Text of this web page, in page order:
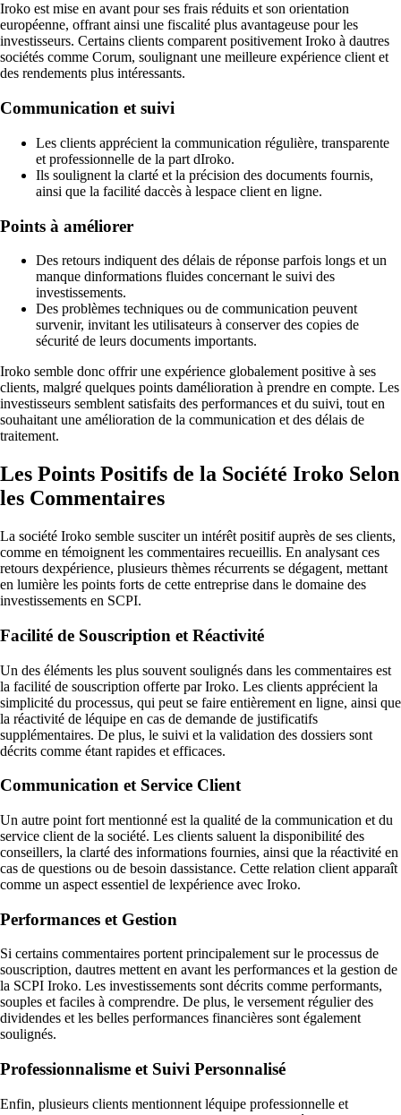
Iroko est mise en avant pour ses frais réduits et son orientation
européenne, offrant ainsi une fiscalité plus avantageuse pour les
investisseurs. Certains clients comparent positivement Iroko à dautres
sociétés comme Corum, soulignant une meilleure expérience client et
des rendements plus intéressants.
Communication et suivi
Les clients apprécient la communication régulière, transparente
et professionnelle de la part dIroko.
Ils soulignent la clarté et la précision des documents fournis,
ainsi que la facilité daccès à lespace client en ligne.
Points à améliorer
Des retours indiquent des délais de réponse parfois longs et un
manque dinformations fluides concernant le suivi des
investissements.
Des problèmes techniques ou de communication peuvent
survenir, invitant les utilisateurs à conserver des copies de
sécurité de leurs documents importants.
Iroko semble donc offrir une expérience globalement positive à ses
clients, malgré quelques points damélioration à prendre en compte. Les
investisseurs semblent satisfaits des performances et du suivi, tout en
souhaitant une amélioration de la communication et des délais de
traitement.
Les Points Positifs de la Société Iroko Selon
les Commentaires
La société Iroko semble susciter un intérêt positif auprès de ses clients,
comme en témoignent les commentaires recueillis. En analysant ces
retours dexpérience, plusieurs thèmes récurrents se dégagent, mettant
en lumière les points forts de cette entreprise dans le domaine des
investissements en SCPI.
Facilité de Souscription et Réactivité
Un des éléments les plus souvent soulignés dans les commentaires est
la facilité de souscription offerte par Iroko. Les clients apprécient la
simplicité du processus, qui peut se faire entièrement en ligne, ainsi que
la réactivité de léquipe en cas de demande de justificatifs
supplémentaires. De plus, le suivi et la validation des dossiers sont
décrits comme étant rapides et efficaces.
Communication et Service Client
Un autre point fort mentionné est la qualité de la communication et du
service client de la société. Les clients saluent la disponibilité des
conseillers, la clarté des informations fournies, ainsi que la réactivité en
cas de questions ou de besoin dassistance. Cette relation client apparaît
comme un aspect essentiel de lexpérience avec Iroko.
Performances et Gestion
Si certains commentaires portent principalement sur le processus de
souscription, dautres mettent en avant les performances et la gestion de
la SCPI Iroko. Les investissements sont décrits comme performants,
souples et faciles à comprendre. De plus, le versement régulier des
dividendes et les belles performances financières sont également
soulignés.
Professionnalisme et Suivi Personnalisé
Enfin, plusieurs clients mentionnent léquipe professionnelle et